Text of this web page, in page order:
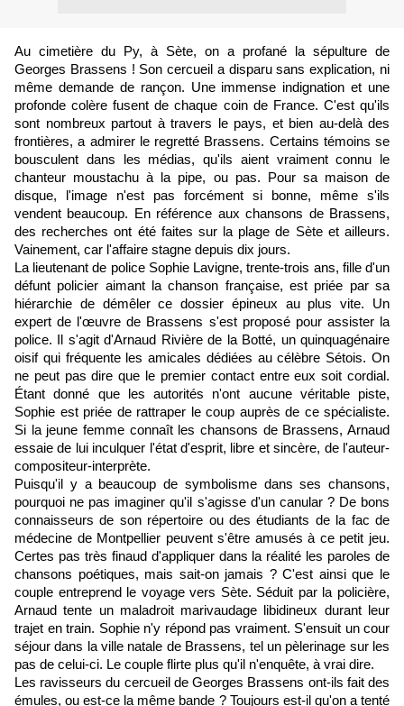
Au cimetière du Py, à Sète, on a profané la sépulture de
Georges Brassens ! Son cercueil a disparu sans explication, ni
même demande de rançon. Une immense indignation et une
profonde colère fusent de chaque coin de France. C'est qu'ils
sont nombreux partout à travers le pays, et bien au-delà des
frontières, a admirer le regretté Brassens. Certains témoins se
bousculent dans les médias, qu'ils aient vraiment connu le
chanteur moustachu à la pipe, ou pas. Pour sa maison de
disque, l'image n'est pas forcément si bonne, même s'ils
vendent beaucoup. En référence aux chansons de Brassens,
des recherches ont été faites sur la plage de Sète et ailleurs.
Vainement, car l'affaire stagne depuis dix jours.
La lieutenant de police Sophie Lavigne, trente-trois ans, fille d'un
défunt policier aimant la chanson française, est priée par sa
hiérarchie de démêler ce dossier épineux au plus vite. Un
expert de l'œuvre de Brassens s'est proposé pour assister la
police. Il s'agit d'Arnaud Rivière de la Botté, un quinquagénaire
oisif qui fréquente les amicales dédiées au célèbre Sétois. On
ne peut pas dire que le premier contact entre eux soit cordial.
Étant donné que les autorités n'ont aucune véritable piste,
Sophie est priée de rattraper le coup auprès de ce spécialiste.
Si la jeune femme connaît les chansons de Brassens, Arnaud
essaie de lui inculquer l'état d'esprit, libre et sincère, de l'auteur-
compositeur-interprète.
Puisqu'il y a beaucoup de symbolisme dans ses chansons,
pourquoi ne pas imaginer qu'il s'agisse d'un canular ? De bons
connaisseurs de son répertoire ou des étudiants de la fac de
médecine de Montpellier peuvent s'être amusés à ce petit jeu.
Certes pas très finaud d'appliquer dans la réalité les paroles de
chansons poétiques, mais sait-on jamais ? C'est ainsi que le
couple entreprend le voyage vers Sète. Séduit par la policière,
Arnaud tente un maladroit marivaudage libidineux durant leur
trajet en train. Sophie n'y répond pas vraiment. S'ensuit un cour
séjour dans la ville natale de Brassens, tel un pèlerinage sur les
pas de celui-ci. Le couple flirte plus qu'il n'enquête, à vrai dire.
Les ravisseurs du cercueil de Georges Brassens ont-ils fait des
émules, ou est-ce la même bande ? Toujours est-il qu'on a tenté